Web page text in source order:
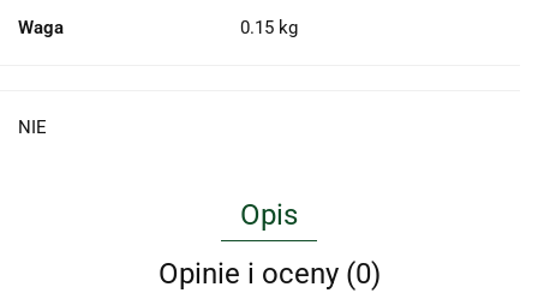
Waga 0.15 kg
NIE
Opis
Opinie i oceny (0)